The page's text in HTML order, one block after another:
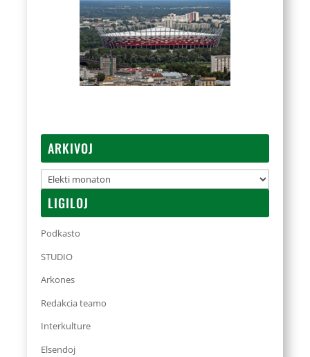
ARKIVOJ
Arkivoj
LIGILOJ
Podkasto
STUDIO
Arkones
Redakcia teamo
Interkulture
Elsendoj